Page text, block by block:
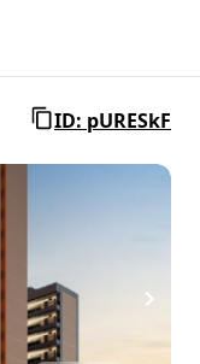
ID: pURESkF